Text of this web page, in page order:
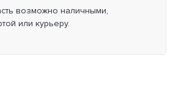
возможно наличными,
или курьеру.